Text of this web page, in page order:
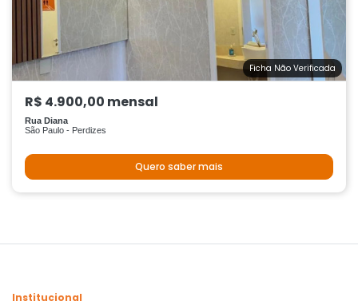
Ficha Não Verificada
R$ 4.900,00 mensal
Rua Diana
São Paulo - Perdizes
Quero saber mais
Institucional